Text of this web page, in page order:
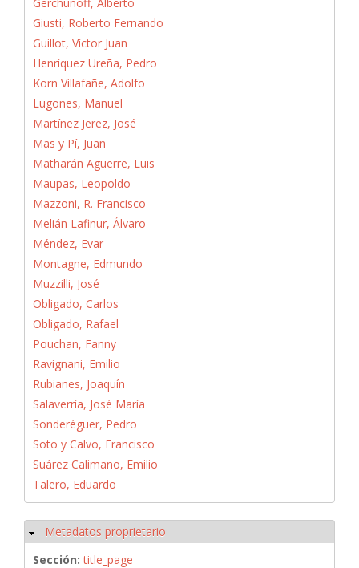
Giusti, Roberto Fernando
Guillot, Víctor Juan
Henríquez Ureña, Pedro
Korn Villafañe, Adolfo
Lugones, Manuel
Martínez Jerez, José
Mas y Pí, Juan
Matharán Aguerre, Luis
Maupas, Leopoldo
Mazzoni, R. Francisco
Melián Lafinur, Álvaro
Méndez, Evar
Montagne, Edmundo
Muzzilli, José
Obligado, Carlos
Obligado, Rafael
Pouchan, Fanny
Ravignani, Emilio
Rubianes, Joaquín
Salaverría, José María
Sonderéguer, Pedro
Soto y Calvo, Francisco
Suárez Calimano, Emilio
Talero, Eduardo
Ocultar
Metadatos proprietario
Sección:title_page